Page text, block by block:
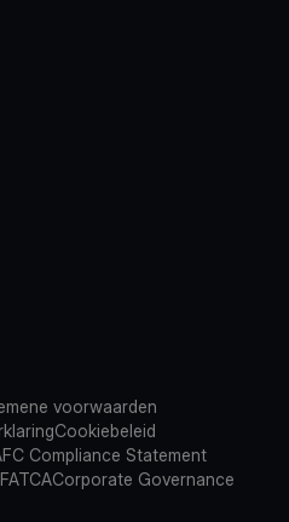
voorwaarden
Cookiebeleid
Compliance Statement
FATCACorporate Governance